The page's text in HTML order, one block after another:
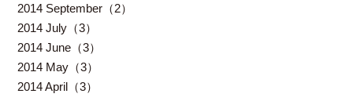
2014 September（2）
2014 July（3）
2014 June（3）
2014 May（3）
2014 April（3）